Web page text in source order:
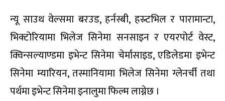
न्यू साउथ वेल्समा बरउड, हर्नस्बी, हस्र्टभिल र पारामान्टा,
भिक्टोरियामा भिलेज सिनेमा सनसाइन र एयरपोर्ट वेस्ट,
क्विन्सल्याण्डमा इभेन्ट सिनेमा चेर्मासाइड, एडिलेडमा इभेन्ट
सिनेमा म्यारियन, तस्मानियामा भिलेज सिनेमा ग्लेनर्ची तथा
पर्थमा इभेन्ट सिनेमा इनालुमा फिल्म लाग्नेछ ।